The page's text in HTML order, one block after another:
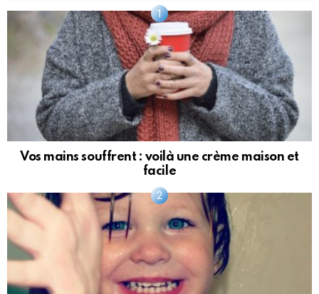
Vos mains souffrent : voilà une crème maison et
facile